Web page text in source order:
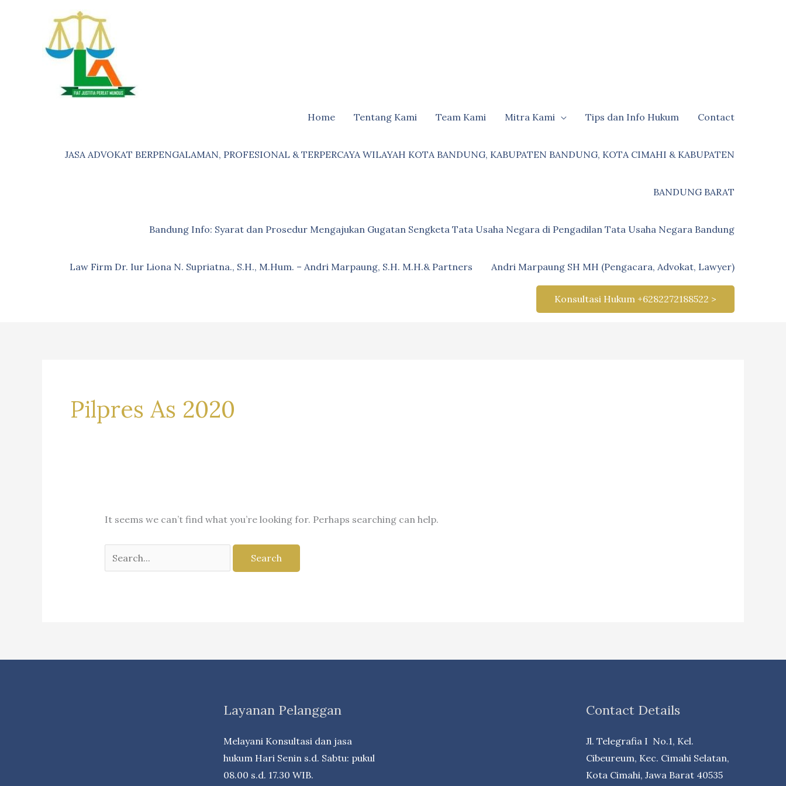
Home Tentang Kami Team Kami Mitra Kami Tips dan Info Hukum Contact
JASA ADVOKAT BERPENGALAMAN, PROFESIONAL & TERPERCAYA WILAYAH KOTA BANDUNG, KABUPATEN BANDUNG, KOTA CIMAHI & KABUPATEN
BANDUNG BARAT
Bandung Info: Syarat dan Prosedur Mengajukan Gugatan Sengketa Tata Usaha Negara di Pengadilan Tata Usaha Negara Bandung
Law Firm Dr. Iur Liona N. Supriatna., S.H., M.Hum. – Andri Marpaung, S.H. M.H.& Partners Andri Marpaung SH MH (Pengacara, Advokat, Lawyer)
Konsultasi Hukum +6282272188522 >
Pilpres As 2020
It seems we can’t find what you’re looking for. Perhaps searching can help.
Search
for:
Layanan Pelanggan
Melayani Konsultasi dan jasa
hukum Hari Senin s.d. Sabtu: pukul
08.00 s.d. 17.30 WIB.
Contact Details
Jl. Telegrafia I No.1, Kel.
Cibeureum, Kec. Cimahi Selatan,
Kota Cimahi, Jawa Barat 40535